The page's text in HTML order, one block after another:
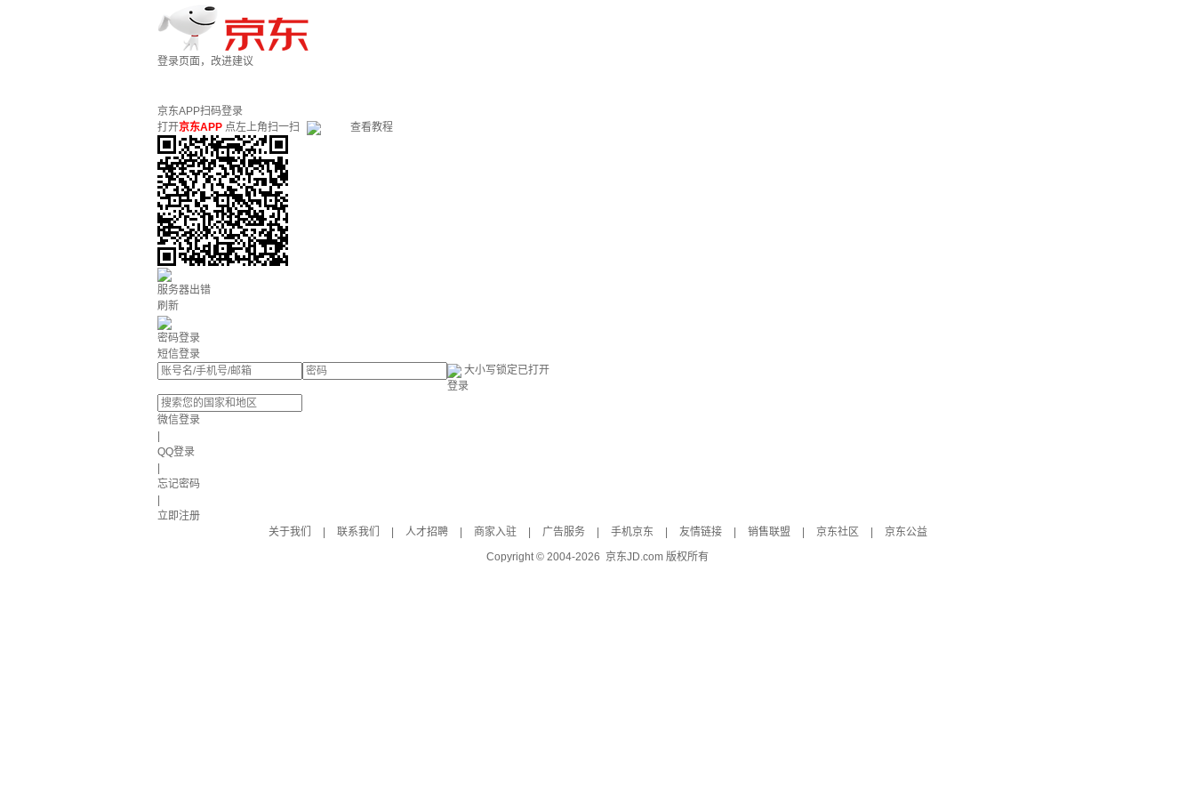
登录页面，改进建议
京东APP扫码登录
打开京东APP 点左上角扫一扫 查看教程
服务器出错
刷新
密码登录
短信登录
大小写锁定已打开
登录
微信登录
QQ登录
忘记密码
立即注册
关于我们
联系我们 人才招聘 商家入驻 广告服务 手机京东 友情链接 销售联盟 京东社区
京东公益
Copyright © 2004-2026 京东JD.com 版权所有